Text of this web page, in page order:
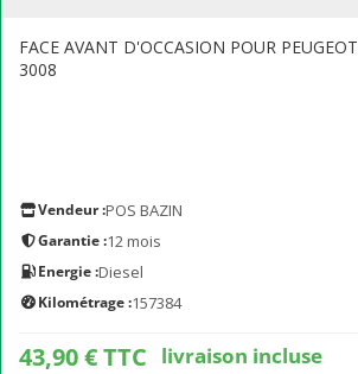
FACE AVANT D'OCCASION POUR PEUGEOT
3008
Vendeur :POS BAZIN
Garantie :12 mois
Energie :Diesel
Kilométrage :157384
43,90 € TTC livraison incluse